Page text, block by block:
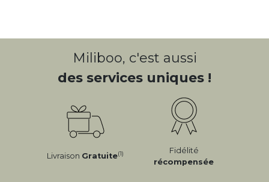
Miliboo, c'est aussi
des services uniques !
Livraison Gratuite(1)
Fidélité
récompensée